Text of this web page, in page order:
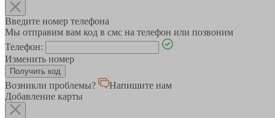
Введите номер телефона
Мы отправим вам код в смс на телефон или позвоним
Телефон:
Изменить номер
Возникли проблемы?
Напишите нам
Добавление карты